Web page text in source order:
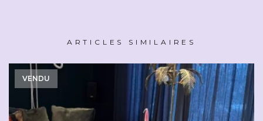
ARTICLES SIMILAIRES
VENDU